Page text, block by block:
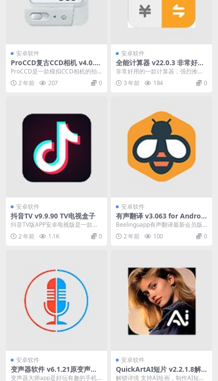
安卓软件
ProCCD复古CCD相机 v4.0.1
解锁会员版
ProCCD是一款模拟CCD相机的拍
摄应用。我们复刻了CCD卡片机的
经典外观和复...
2 年前 207 0
安卓软件
全能计算器 v22.0.3 非常好用
的一款计算器，去除广告版
非常好用的一款计算器，强烈推荐
一波。全能计算器，集计算器、科
学计算器、汇率换算、...
3 年前 184 0
安卓软件
抖音TV v9.9.90 TV电视盒子
抖音TV版APP安卓电视版是一款由
第三方大神开发的，用户可以通过
电视屏幕观看抖音...
2 年前 1.1K 0
安卓软件
有声翻译 v3.063 for Android
Beelinguapp 会员版
Beelinguapp有声翻译最新会员版
是一款以有声书内容为特色的手机
应用。选择...
2 年前 100 0
安卓软件
变声器软件 v6.1.21原变声器
大师，有趣的手机变声软件，
变声器大师app是好玩有趣的手机
安卓软件
QuickArtAI短片 v2.2.1.8解
锁专业版
解锁详情 支持AI绘画，制作AI短片